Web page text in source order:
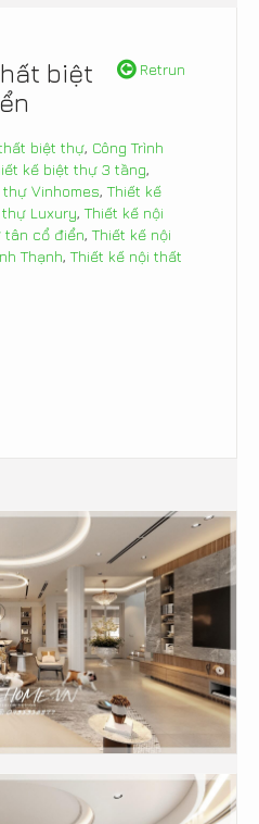
Retrun
biệt
biệt thự, Công Trình
kế biệt thự 3 tầng,
Vinhomes, Thiết kế
Luxury, Thiết kế nội
cổ điển, Thiết kế nội
Thạnh, Thiết kế nội thất